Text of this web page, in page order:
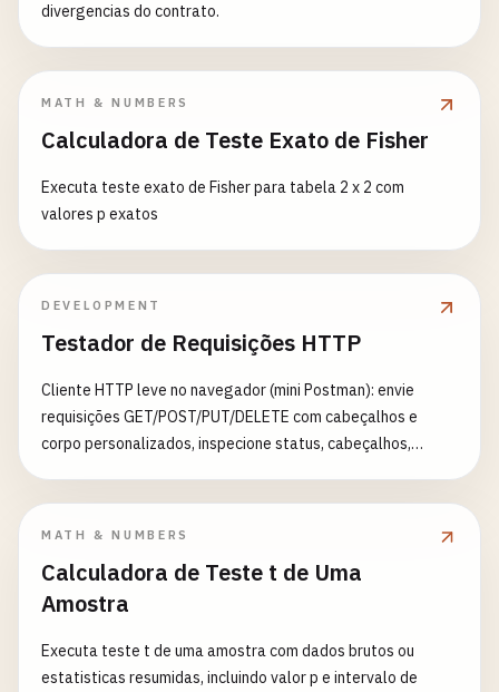
divergencias do contrato.
MATH & NUMBERS
Calculadora de Teste Exato de Fisher
Executa teste exato de Fisher para tabela 2 x 2 com
valores p exatos
DEVELOPMENT
Testador de Requisições HTTP
Cliente HTTP leve no navegador (mini Postman): envie
requisições GET/POST/PUT/DELETE com cabeçalhos e
corpo personalizados, inspecione status, cabeçalhos,
MATH & NUMBERS
Calculadora de Teste t de Uma
Amostra
Executa teste t de uma amostra com dados brutos ou
estatisticas resumidas, incluindo valor p e intervalo de